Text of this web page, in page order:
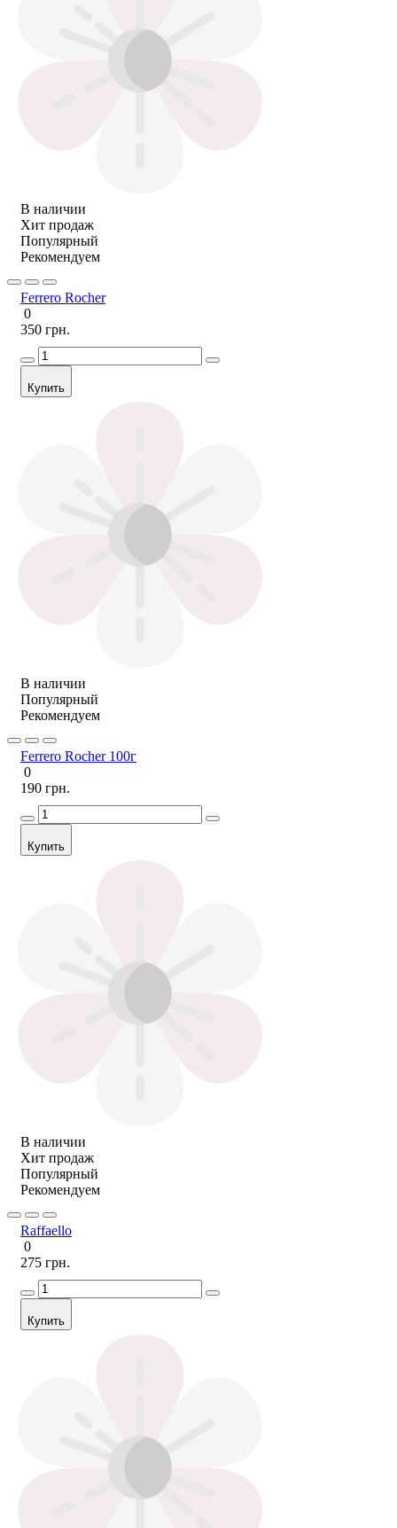
В наличии
Хит продаж
Популярный
Рекомендуем
Ferrero Rocher
0
350 грн.
Купить
В наличии
Популярный
Рекомендуем
Ferrero Rocher 100г
0
190 грн.
Купить
В наличии
Хит продаж
Популярный
Рекомендуем
Raffaello
0
275 грн.
Купить